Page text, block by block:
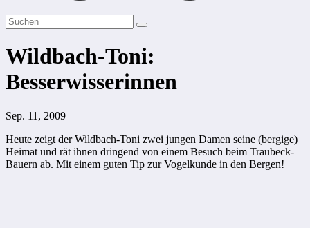
Wildbach-Toni:
Besserwisserinnen
Sep. 11, 2009
Heute zeigt der Wildbach-Toni zwei jungen Damen seine (bergige)
Heimat und rät ihnen dringend von einem Besuch beim Traubeck-
Bauern ab. Mit einem guten Tip zur Vogelkunde in den Bergen!